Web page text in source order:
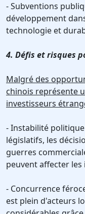
- Subventions
développement
technologie et
4. Défis et risques
Malgré des
chinois représente
investisseurs
- Instabilité
législatifs, les
guerres
peuvent affecter
- Concurrence
est plein d'acteurs